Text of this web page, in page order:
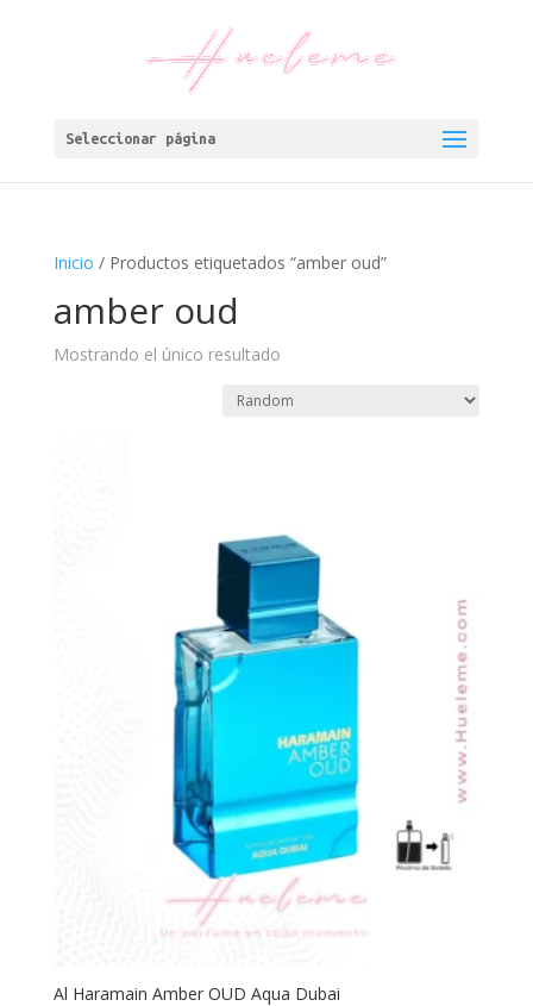
Seleccionar página
Inicio / Productos etiquetados “amber oud”
amber oud
Mostrando el único resultado
Al Haramain Amber OUD Aqua Dubai